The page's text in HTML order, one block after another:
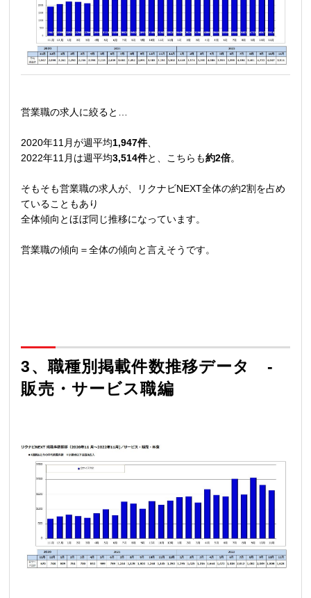
営業職の求人に絞ると…
2020年11月が週平均1,947件、
2022年11月は週平均3,514件と、こちらも約2倍。
そもそも営業職の求人が、リクナビNEXT全体の約2割を占め
ていることもあり
全体傾向とほぼ同じ推移になっています。
営業職の傾向＝全体の傾向と言えそうです。
3、職種別掲載件数推移データ -
販売・サービス職編